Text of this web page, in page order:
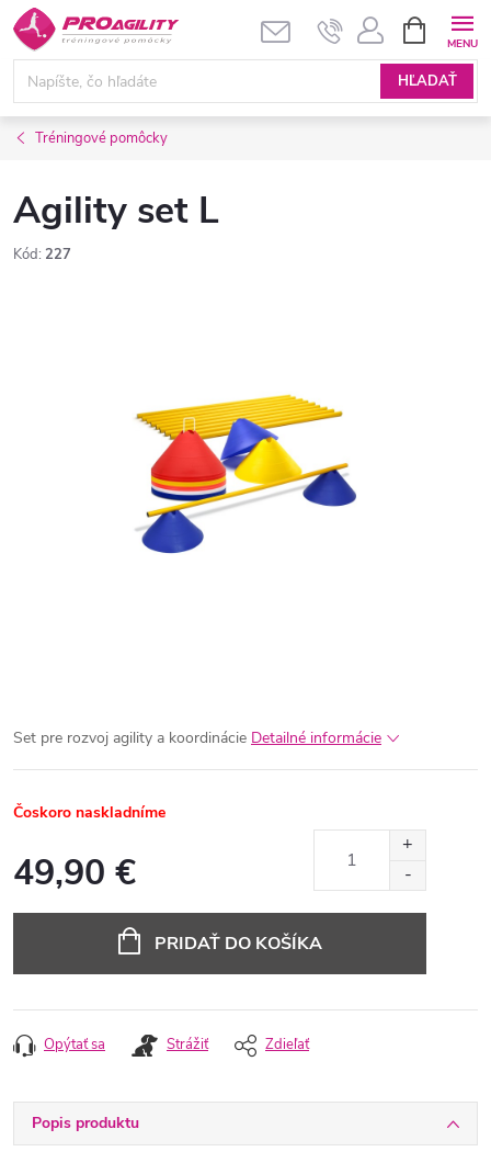
Prejsť
na
obsah
HĽADAŤ
KOŠÍK
Tréningové pomôcky
Agility set L
Kód: 227
Set pre rozvoj agility a koordinácie Detailné informácie
Čoskoro naskladníme
49,90 €
PRIDAŤ DO KOŠÍKA
Opýtať sa Strážiť Zdieľať
Popis produktu